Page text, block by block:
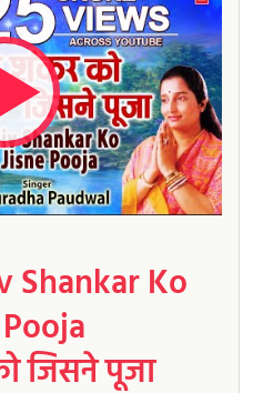
Shankar Ko
जिसने पूजा